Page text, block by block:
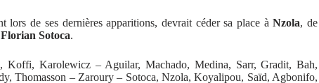
lors de ses dernières apparitions, devrait céder sa place àNzola, de
Florian Sotoca.
Koffi, Karolewicz – Aguilar, Machado, Medina, Sarr, Gradit, Bah,
Thomasson – Zaroury – Sotoca, Nzola, Koyalipou, Saïd, Agbonifo,